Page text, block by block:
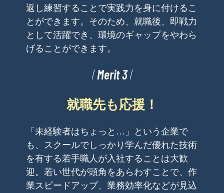
返し練習することで実践力を身に付けるこ
とができます。そのため、就職後、即戦力
として活躍でき、環境のギャップをやわら
げることができます。
Merit 3
就職先も応援！
「未経験者はちょっと…」という企業で
も、スクールでしっかり学んだ優れた技術
を有する若手職人が入社することは大歓
迎。若い世代が頭角をあらわすことで、作
業スピードアップ、業務効率化などが見込